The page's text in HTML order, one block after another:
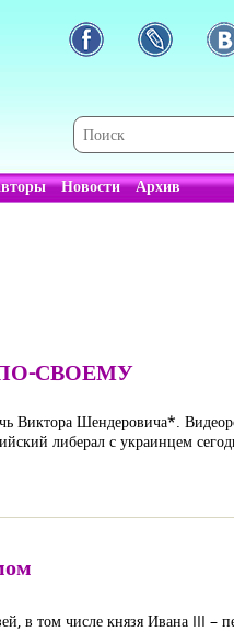
Новости Архив
СВОЕМУ
Виктора Шендеровича*.
либерал с украинцем
в том числе князя Ивана III –